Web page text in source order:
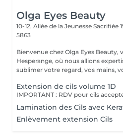
Olga Eyes Beauty
10-12, Allée de la Jeunesse Sacrifiée
5863
Bienvenue chez Olga Eyes Beauty,
Hesperange, où nous allions
sublimer votre regard, vos mains,
Extension de cils volume 1D
Lamination des Cils avec
Enlèvement extension Cils